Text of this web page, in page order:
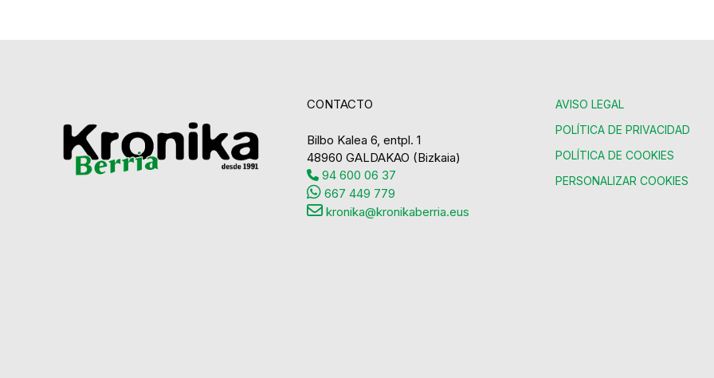
CONTACTO
Bilbo Kalea 6, entpl. 1
48960 GALDAKAO (Bizkaia)
94 600 06 37
667 449 779
kronika@kronikaberria.eus
AVISO LEGAL
POLÍTICA DE PRIVACIDAD
POLÍTICA DE COOKIES
PERSONALIZAR COOKIES